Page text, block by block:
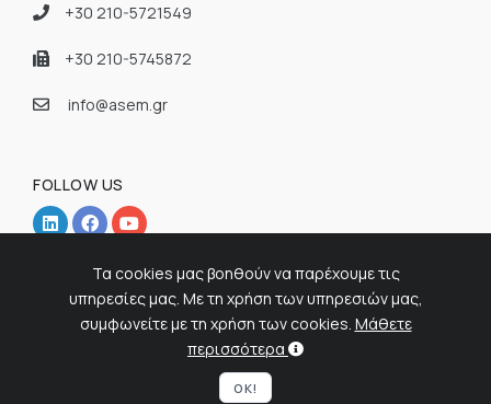
+30 210-5721549
+30 210-5745872
info@asem.gr
FOLLOW US
© 2026 ASEM - Ελληνική Εταιρία Παραγωγής Εξειδικευμένων
Απορρυπαντικών. All Rights Reserved.
Τα cookies μας βοηθούν να παρέχουμε τις
υπηρεσίες μας. Με τη χρήση των υπηρεσιών μας,
συμφωνείτε με τη χρήση των cookies. Μάθετε
περισσότερα
OK!